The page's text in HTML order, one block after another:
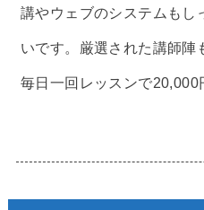
講やウェブのシステムもし
いです。厳選された講師陣
毎日一回レッスンで20,000